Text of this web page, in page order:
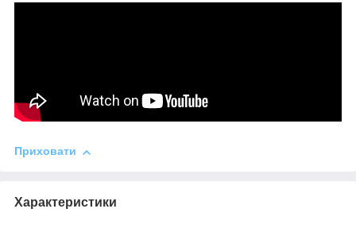
Приховати
Характеристики